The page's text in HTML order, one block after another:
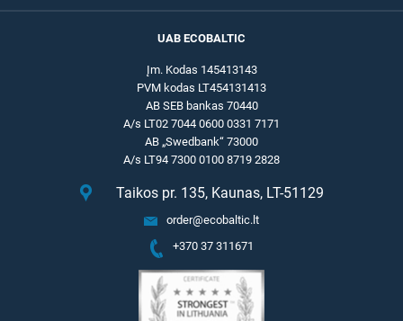
UAB ECOBALTIC
Įm. Kodas 145413143
PVM kodas LT454131413
AB SEB bankas 70440
A/s LT02 7044 0600 0331 7171
AB „Swedbank“ 73000
A/s LT94 7300 0100 8719 2828
Taikos pr. 135, Kaunas, LT-51129
order@ecobaltic.lt
+370 37 311671